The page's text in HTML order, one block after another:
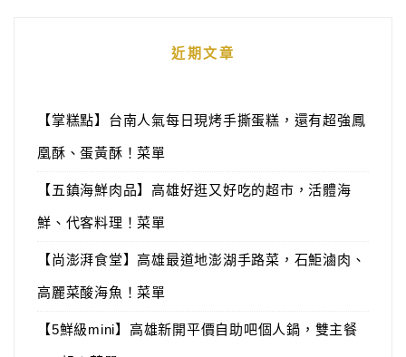
近期文章
【掌糕點】台南人氣每日現烤手撕蛋糕，還有超強鳳
凰酥、蛋黃酥！菜單
【五鎮海鮮肉品】高雄好逛又好吃的超市，活體海
鮮、代客料理！菜單
【尚澎湃食堂】高雄最道地澎湖手路菜，石鮔滷肉、
高麗菜酸海魚！菜單
【5鮮級mini】高雄新開平價自助吧個人鍋，雙主餐